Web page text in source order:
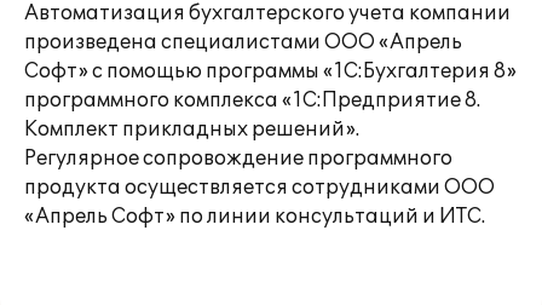
Автоматизация бухгалтерского учета компании
произведена специалистами ООО «Апрель
Софт» с помощью программы «1С:Бухгалтерия 8»
программного комплекса «1С:Предприятие 8.
Комплект прикладных решений».
Регулярное сопровождение программного
продукта осуществляется сотрудниками ООО
«Апрель Софт» по линии консультаций и ИТС.